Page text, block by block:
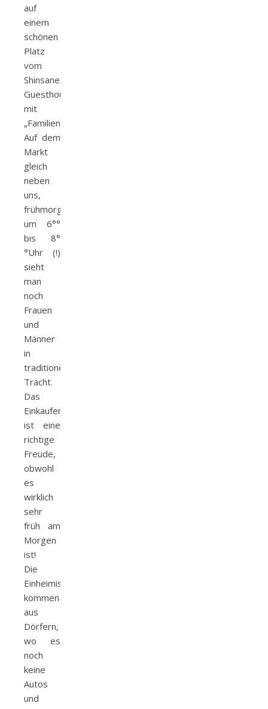
auf
einem
schönen
Platz
vom
Shinsane
Guesthouse
mit
„Familienanschluss“.
Auf dem
Markt
gleich
neben
uns,
frühmorgens
um 6°°
bis 8°
°Uhr (!)
sieht
man
noch
Frauen
und
Männer
in
traditioneller
Tracht.
Das
Einkaufen
ist eine
richtige
Freude,
obwohl
es
wirklich
sehr
früh am
Morgen
ist!
Die
Einheimischen
kommen
aus
Dörfern,
wo es
noch
keine
Autos
und